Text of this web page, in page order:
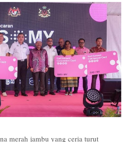
merah jambu yang ceria turut